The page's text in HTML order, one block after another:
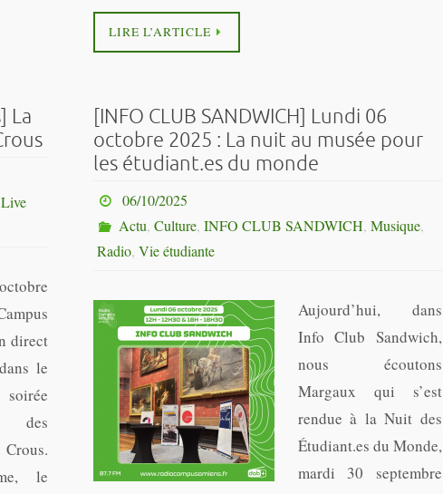
LIRE L’ARTICLE
La
Live
direct
le
des
le
[INFO CLUB SANDWICH] Lundi 06
octobre 2025 : La nuit au musée pour
les étudiant.es du monde
06/10/2025
Actu,Culture,INFO CLUB SANDWICH,Musique,
Radio, Vie étudiante
Aujourd’hui, dans
Info Club Sandwich,
nous écoutons
Margaux qui s’est
rendue à la Nuit des
Étudiant.es du Monde,
mardi 30 septembre